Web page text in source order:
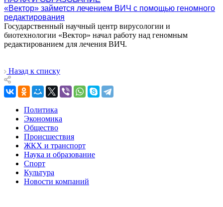
«Вектор» займется лечением ВИЧ с помощью геномного
редактирования
Государственный научный центр вирусологии и
биотехнологии «Вектор» начал работу над геномным
редактированием для лечения ВИЧ.
Назад к списку
Политика
Экономика
Общество
Происшествия
ЖКХ и транспорт
Наука и образование
Спорт
Культура
Новости компаний